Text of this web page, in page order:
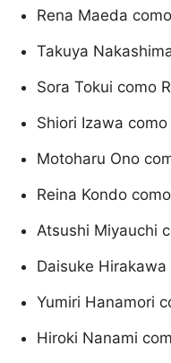
Rena Maeda
Takuya
Sora Tokui como
Shiori Izawa como
Motoharu Ono
Reina Kondo
Atsushi Miyauchi
Daisuke
Yumiri Hanamori
Hiroki Nanami